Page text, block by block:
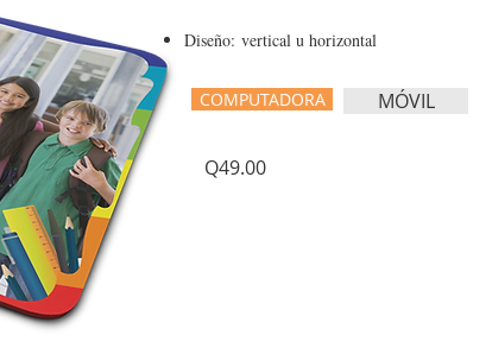
Diseño: vertical u horizontal
Q49.00
COMPUTADORA MÓVIL